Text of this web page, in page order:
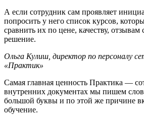
А если сотрудник сам проявляет
попросить у него список курсов,
сравнить их по цене, качеству,
решение.
Ольга Кулиш, директор по персоналу
«Практик»
Самая главная ценность Практика —
внутренних документах мы пишем
большой буквы и по этой же причине
обучение.